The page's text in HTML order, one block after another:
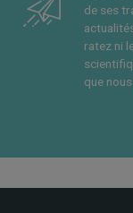
de ses
ratez ni
que